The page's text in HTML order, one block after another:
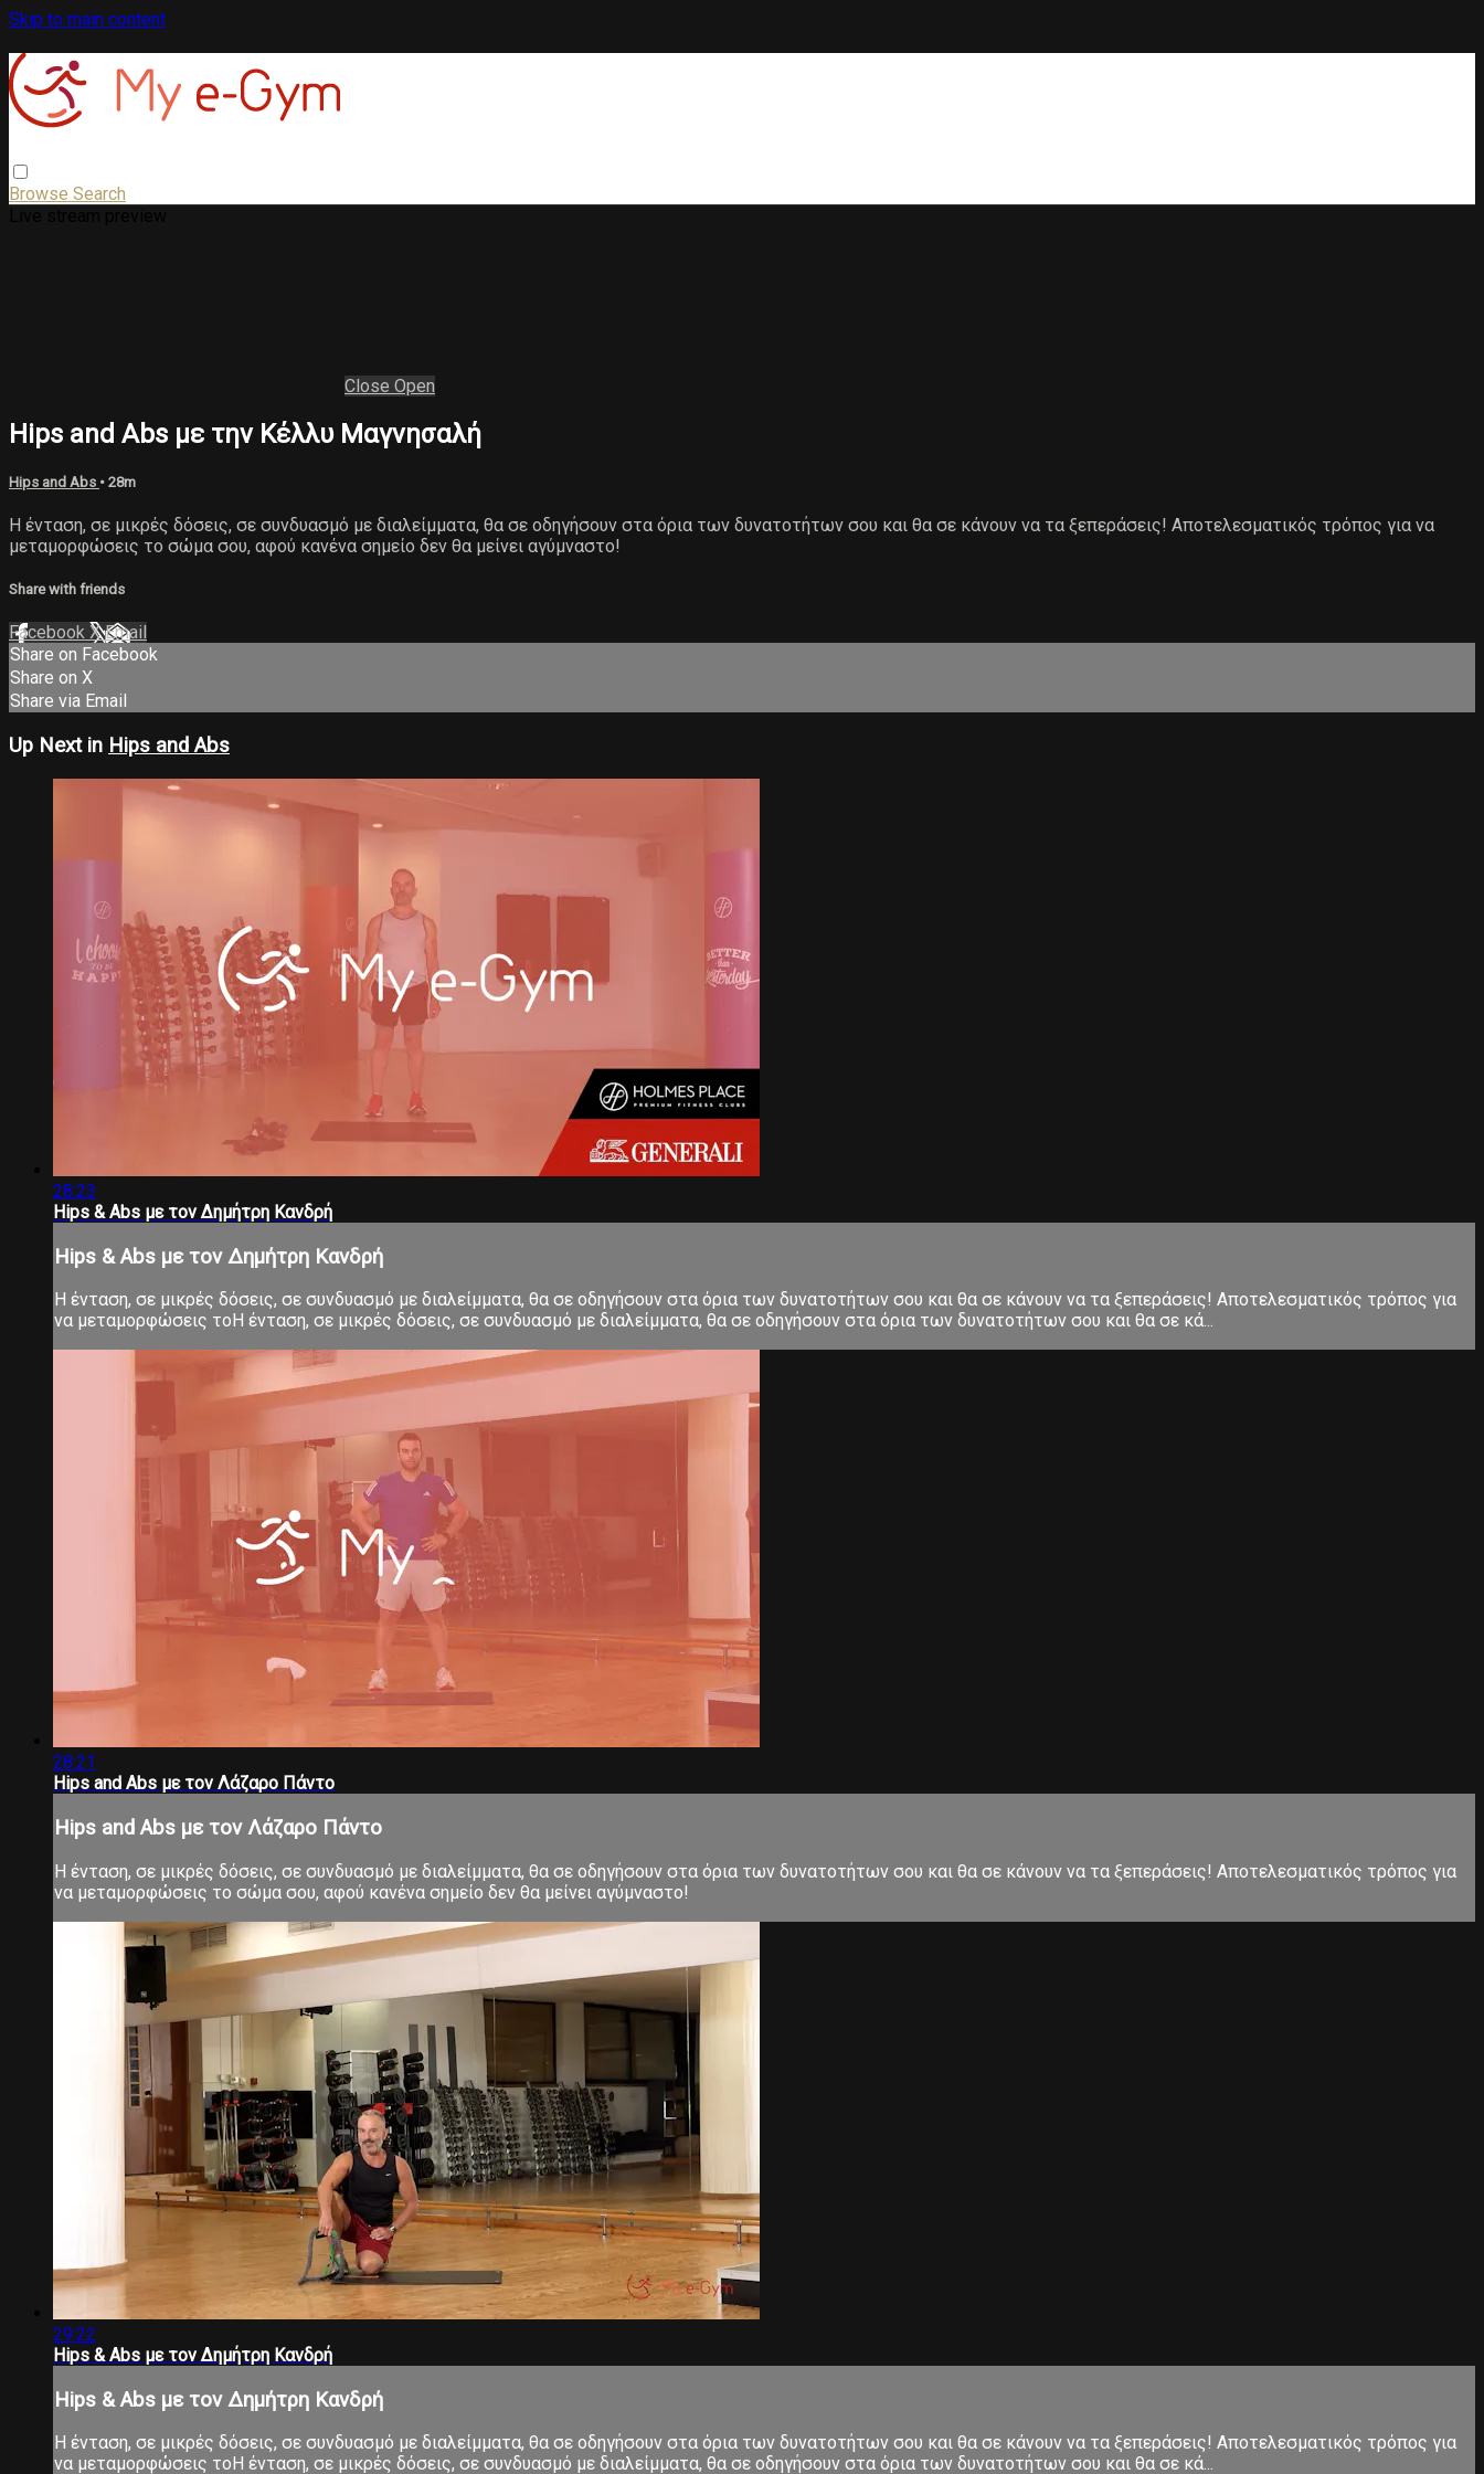
Skip to main content
Browse Search
Close Open
Hips and Abs με την Κέλλυ Μαγνησαλή
Hips and Abs • 28m
Η ένταση, σε μικρές δόσεις, σε συνδυασμό με διαλείμματα, θα σε οδηγήσουν στα όρια των δυνατοτήτων σου και θα σε κάνουν να τα ξεπεράσεις! Αποτελεσματικός τρόπος για να
μεταμορφώσεις το σώμα σου, αφού κανένα σημείο δεν θα μείνει αγύμναστο!
Share with friends
Facebook XEmail
Share on Facebook
Share on X
Share via Email
Up Next in Hips and Abs
28:23
Hips & Abs με τον Δημήτρη Κανδρή
Hips & Abs με τον Δημήτρη Κανδρή
Η ένταση, σε μικρές δόσεις, σε συνδυασμό με διαλείμματα, θα σε οδηγήσουν στα όρια των δυνατοτήτων σου και θα σε κάνουν να τα ξεπεράσεις! Αποτελεσματικός τρόπος για
να μεταμορφώσεις τοΗ ένταση, σε μικρές δόσεις, σε συνδυασμό με διαλείμματα, θα σε οδηγήσουν στα όρια των δυνατοτήτων σου και θα σε κά...
28:21
Hips and Abs με τον Λάζαρο Πάντο
Hips and Abs με τον Λάζαρο Πάντο
Η ένταση, σε μικρές δόσεις, σε συνδυασμό με διαλείμματα, θα σε οδηγήσουν στα όρια των δυνατοτήτων σου και θα σε κάνουν να τα ξεπεράσεις! Αποτελεσματικός τρόπος για
να μεταμορφώσεις το σώμα σου, αφού κανένα σημείο δεν θα μείνει αγύμναστο!
29:22
Hips & Abs με τον Δημήτρη Κανδρή
Hips & Abs με τον Δημήτρη Κανδρή
Η ένταση, σε μικρές δόσεις, σε συνδυασμό με διαλείμματα, θα σε οδηγήσουν στα όρια των δυνατοτήτων σου και θα σε κάνουν να τα ξεπεράσεις! Αποτελεσματικός τρόπος για
να μεταμορφώσεις τοΗ ένταση, σε μικρές δόσεις, σε συνδυασμό με διαλείμματα, θα σε οδηγήσουν στα όρια των δυνατοτήτων σου και θα σε κά...